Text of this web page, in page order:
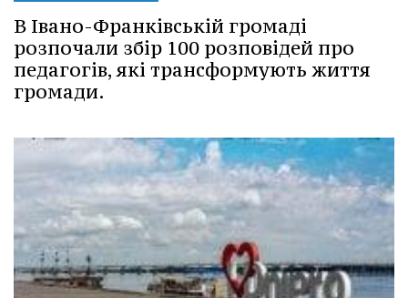
В Івано-Франківській громаді
розпочали збір 100 розповідей про
педагогів, які трансформують життя
громади.